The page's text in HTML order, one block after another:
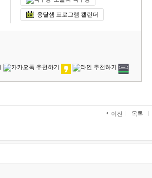
옹달샘 프로그램 캘린더
이전 목록